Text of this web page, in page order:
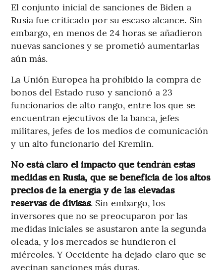
El conjunto inicial de sanciones de Biden a
Rusia fue criticado por su escaso alcance. Sin
embargo, en menos de 24 horas se añadieron
nuevas sanciones y se prometió aumentarlas
aún más.
La Unión Europea ha prohibido la compra de
bonos del Estado ruso y sancionó a 23
funcionarios de alto rango, entre los que se
encuentran ejecutivos de la banca, jefes
militares, jefes de los medios de comunicación
y un alto funcionario del Kremlin.
No está claro el impacto que tendrán estas
medidas en Rusia, que se beneficia de los altos
precios de la energía y de las elevadas
reservas de divisas. Sin embargo, los
inversores que no se preocuparon por las
medidas iniciales se asustaron ante la segunda
oleada, y los mercados se hundieron el
miércoles. Y Occidente ha dejado claro que se
avecinan sanciones más duras.